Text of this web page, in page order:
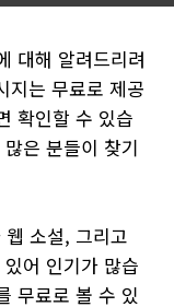
대해 알려드리려
지는 무료로 제공
확인할 수 있습
은 분들이 찾기
소설, 그리고
어 인기가 많습
무료로 볼 수 있